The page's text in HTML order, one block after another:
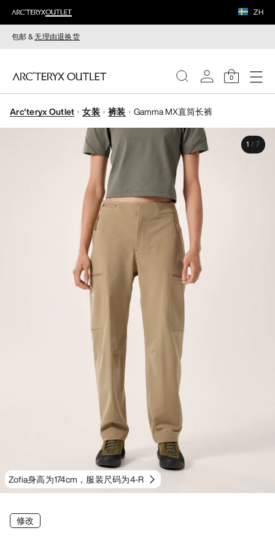
ZH
包邮 &无理由退换货
0
女装
Arc'teryx Outlet 女装 裤装 Gamma MX直筒长裤
Zofia身高为174cm，服装尺码为4-R
1 / 7
修改